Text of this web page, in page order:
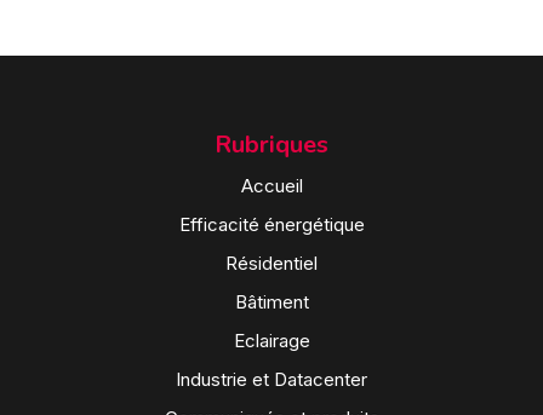
Rubriques
Accueil
Efficacité énergétique
Résidentiel
Bâtiment
Eclairage
Industrie et Datacenter